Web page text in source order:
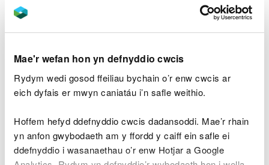
Mae'r wefan hon yn defnyddio cwcis
Rydym wedi gosod ffeiliau bychain o’r enw cwcis ar
eich dyfais er mwyn caniatáu i’n safle weithio.
Hoffem hefyd ddefnyddio cwcis dadansoddi. Mae’r rhain
yn anfon gwybodaeth am y ffordd y caiff ein safle ei
ddefnyddio i wasanaethau o’r enw Hotjar a Google
Rhaid i bob
y a dynnir o flwch nythu o dan y
drwydded hon gael ei ddinistrio cyn gynted â
phosib.
2. Nid oes dim yn y drwydded hon yn caniatáu
gwerthu, trwco neu gyfnewidŵy aderyn gwyllt neu
unrhyw ran o ŵy o’r fath.
3. Nid oes dim yn y drwydded hon yn caniatáu
cadw neu berchen arŵ y aderyn gwyllt neu ran o
y o’r fath.